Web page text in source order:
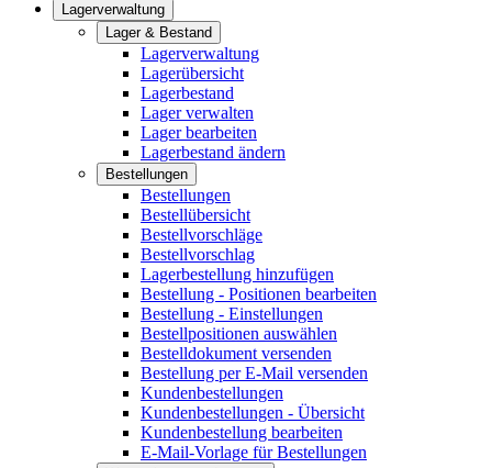
Lagerverwaltung
Lager & Bestand
Lagerverwaltung
Lagerübersicht
Lagerbestand
Lager verwalten
Lager bearbeiten
Lagerbestand ändern
Bestellungen
Bestellungen
Bestellübersicht
Bestellvorschläge
Bestellvorschlag
Lagerbestellung hinzufügen
Bestellung - Positionen bearbeiten
Bestellung - Einstellungen
Bestellpositionen auswählen
Bestelldokument versenden
Bestellung per E-Mail versenden
Kundenbestellungen
Kundenbestellungen - Übersicht
Kundenbestellung bearbeiten
E-Mail-Vorlage für Bestellungen